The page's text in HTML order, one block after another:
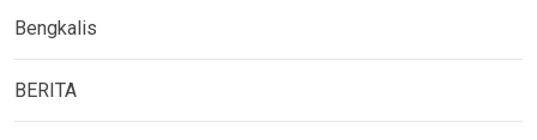
Bengkalis
BERITA